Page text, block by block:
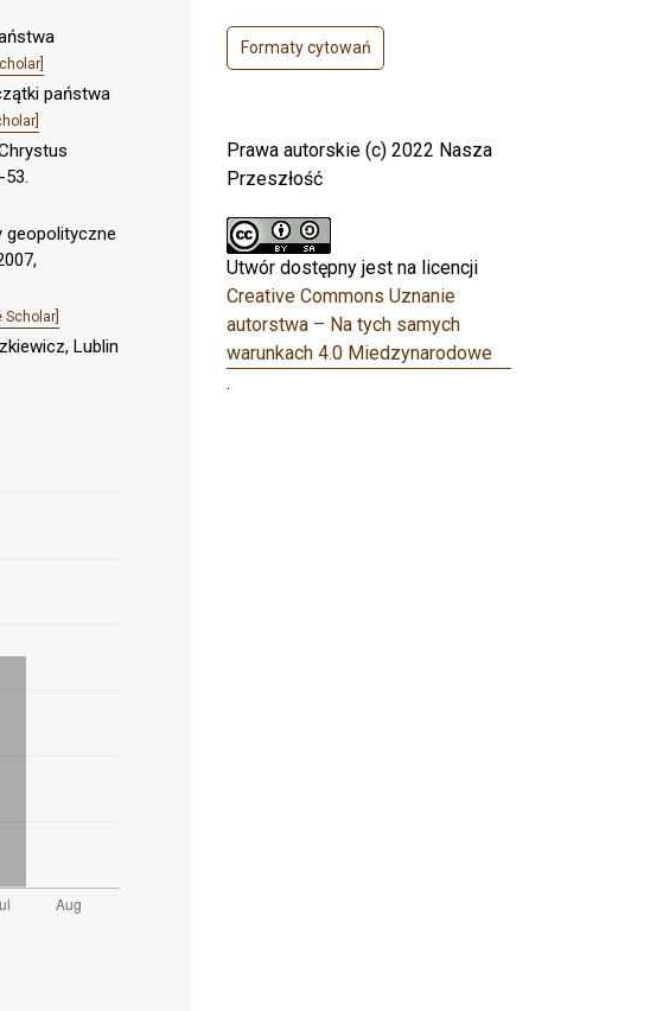
państwa
53.
geopolityczne
Scholar]
Lublin
Formaty cytowań
Prawa autorskie (c) 2022 Nasza
Przeszłość
Utwór dostępny jest na licencji
Creative Commons Uznanie
autorstwa – Na tych samych
warunkach 4.0 Miedzynarodowe
.